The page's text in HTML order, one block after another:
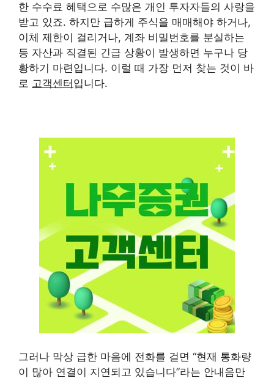
한 수수료 혜택으로 수많은 개인 투자자들의 사랑을
받고 있죠. 하지만 급하게 주식을 매매해야 하거나,
이체 제한이 걸리거나, 계좌 비밀번호를 분실하는
등 자산과 직결된 긴급 상황이 발생하면 누구나 당
황하기 마련입니다. 이럴 때 가장 먼저 찾는 것이 바
로 고객센터 입니다.
그러나 막상 급한 마음에 전화를 걸면 “현재 통화량
이 많아 연결이 지연되고 있습니다”라는 안내음만